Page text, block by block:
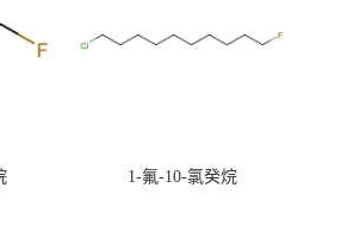
1-氟-10-氯癸烷